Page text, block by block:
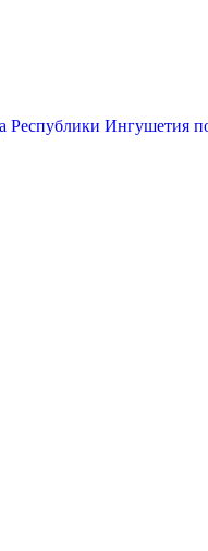
Республики Ингушетия